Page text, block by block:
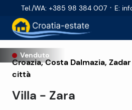
Tel./WA: +385 98 384 007 · E:
Venduto
Croazia,Costa Dalmazia, Zadar
città
Villa - Zara